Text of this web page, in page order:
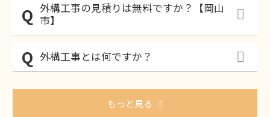
外構工事の見積りは無料ですか？【岡山
市】
外構工事とは何ですか？
もっと見る